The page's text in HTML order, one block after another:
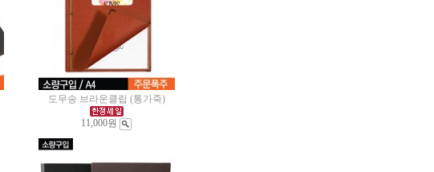
도무송 브라운클립 (통가죽)
11,000원